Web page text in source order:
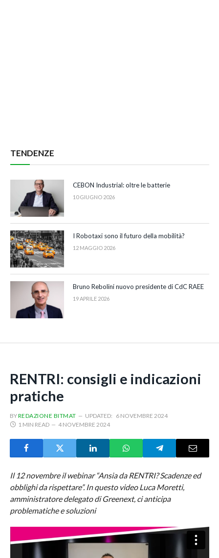
TENDENZE
CEBON Industrial: oltre le batterie
10 GIUGNO 2026
I Robotaxi sono il futuro della mobilità?
12 MAGGIO 2026
Bruno Rebolini nuovo presidente di CdC RAEE
19 APRILE 2026
RENTRI: consigli e indicazioni
pratiche
BYREDAZIONE BITMAT UPDATED: 6 NOVEMBRE 2024
1 MIN READ
4 NOVEMBRE 2024
Il 12 novembre il webinar “Ansia da RENTRI? Scadenze ed
obblighi da rispettare”. In questo video Luca Moretti,
amministratore delegato di Greenext, ci anticipa
problematiche e soluzioni